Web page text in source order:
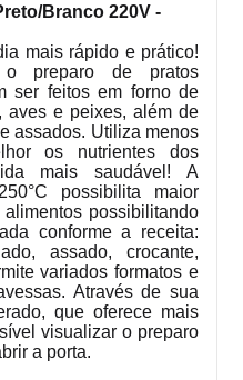
Branco 220V -
mais rápido e prático!
o preparo de pratos
ser feitos em forno de
aves e peixes, além de
assados. Utiliza menos
os nutrientes dos
mais saudável! A
possibilita maior
possibilitando
conforme a receita:
assado, crocante,
variados formatos e
Através de sua
que oferece mais
visualizar o preparo
a porta.